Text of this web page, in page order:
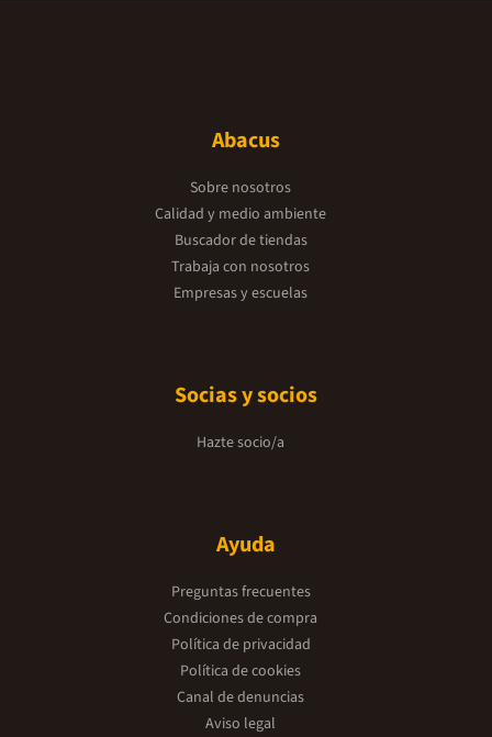
Abacus
Sobre nosotros
Calidad y medio ambiente
Buscador de tiendas
Trabaja con nosotros
Empresas y escuelas
Socias y socios
Hazte socio/a
Ayuda
Preguntas frecuentes
Condiciones de compra
Política de privacidad
Política de cookies
Canal de denuncias
Aviso legal